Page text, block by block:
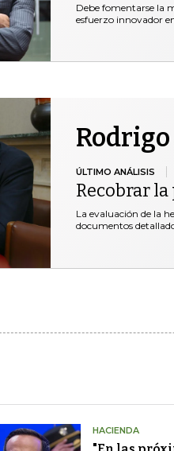
Debe fomentarse la
esfuerzo innovador
ÚLTIMO ANÁLISIS
Recobrar
La evaluación de la
documentos
HACIENDA